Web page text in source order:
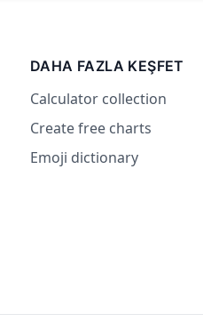
DAHA FAZLA KEŞFET
Calculator collection
Create free charts
Emoji dictionary